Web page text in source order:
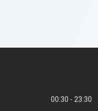
00:30
23:30